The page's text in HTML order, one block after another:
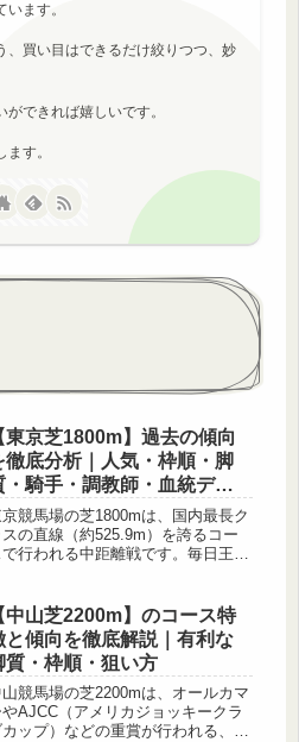
います。
、買い目はできるだけ絞りつつ、妙
できれば嬉しいです。
す。
東京芝1800m】過去の傾向
徹底分析｜人気・枠順・脚
・騎手・調教師・血統デー
競馬場の芝1800mは、国内最長ク
スの直線（約525.9m）を誇るコー
で行われる中距離戦です。毎日王冠
のコースの傾向を、人気・枠順・脚
・騎手・調教師・血統（種牡馬・
...
中山芝2200m】のコース特
と傾向を徹底解説｜有利な
質・枠順・狙い方
山競馬場の芝2200mは、オールカマ
やAJCC（アメリカジョッキークラ
カップ）などの重賞が行われる、非